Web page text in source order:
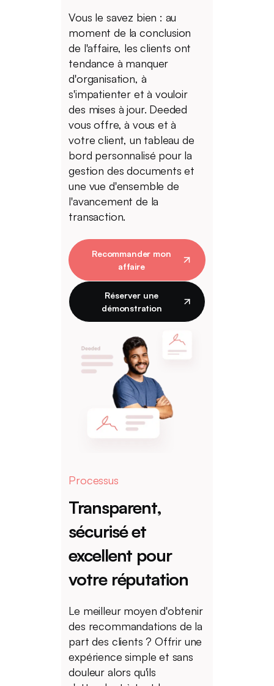
Vous le savez bien : au
moment de la conclusion
de l'affaire, les clients ont
tendance à manquer
d'organisation, à
s'impatienter et à vouloir
des mises à jour. Deeded
vous offre, à vous et à
votre client, un tableau de
bord personnalisé pour la
gestion des documents et
une vue d'ensemble de
l'avancement de la
transaction.
Réserver une
démonstration
Recommander mon
affaire
Processus
Transparent,
sécuriséet
excellent pour
votre réputation
Le meilleur moyen d'obtenir
des recommandations de la
part des clients ? Offrir une
expérience simple et sans
douleur alors qu'ils